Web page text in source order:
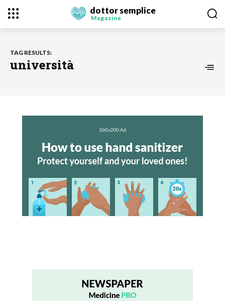
dottor semplice
Magazine
TAG RESULTS:
università